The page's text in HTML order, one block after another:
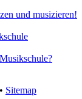
und musizieren!
• Sitemap